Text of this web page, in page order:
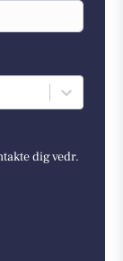
dig vedr.